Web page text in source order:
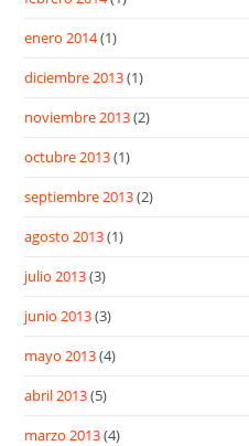
enero 2014(1)
diciembre 2013(1)
noviembre 2013(2)
octubre 2013(1)
septiembre 2013(2)
agosto 2013(1)
julio 2013(3)
junio 2013(3)
mayo 2013(4)
abril 2013(5)
marzo 2013(4)